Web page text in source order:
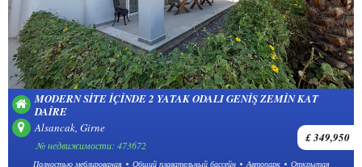
MODERN SITE IÇINDE 2 YATAK ODALI GENIŞ ZEMIN KAT
DAIRE
Alsancak, Girne
£ 349,950
№ недвижимости: 473672
Полностью меблированая Общий плавательный бассейн Автопарк
Открытая